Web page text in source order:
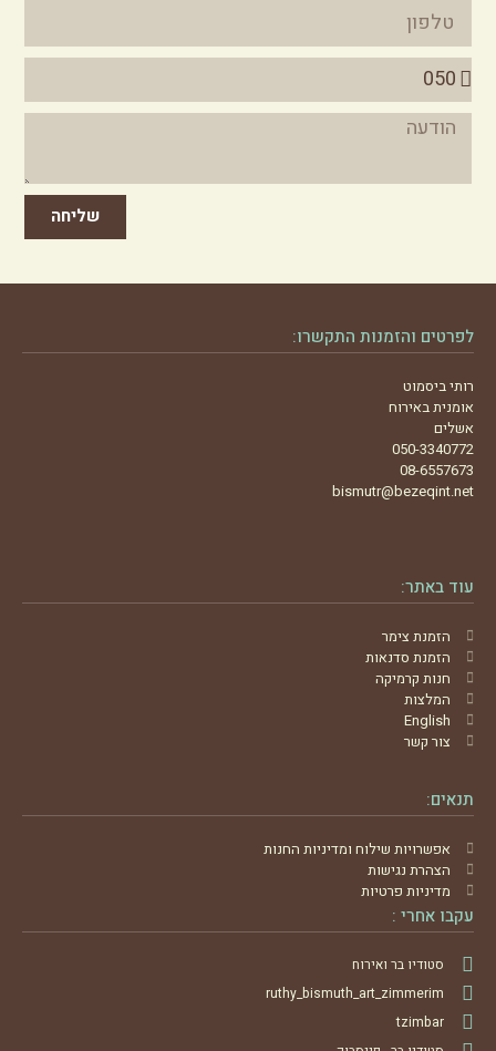
שליחה
לפרטים והזמנות התקשרו:
רותי ביסמוט
אומנית באירוח
אשלים
050-3340772
08-6557673
bismutr@bezeqint.net
עוד באתר:
הזמנת צימר
הזמנת סדנאות
חנות קרמיקה
המלצות
English
צור קשר
תנאים:
אפשרויות שילוח ומדיניות החנות
הצהרת נגישות
מדיניות פרטיות
עקבו אחרי :
סטודיו בר ואירוח
ruthy_bismuth_art_zimmerim
tzimbar